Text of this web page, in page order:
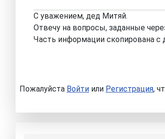
С уважением, дед Митяй.
Отвечу на вопросы, заданные
Часть информации скопирована с
Пожалуйста Войти или Регистрация,